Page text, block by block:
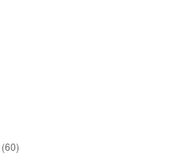
(60)